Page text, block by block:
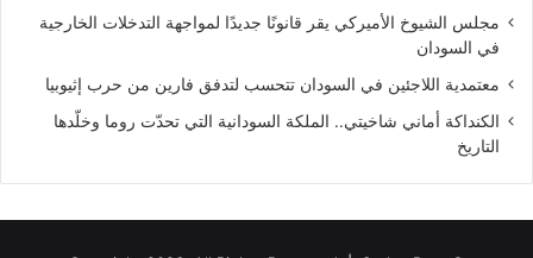
مجلس الشيوخ الأميركي يقر قانونًا جديدًا لمواجهة التدخلات الخارجية
في السودان
معتمدية اللاجئين في السودان تتحسب لتدفق فارين من حرب إثيوبيا
الكنداكة أماني شاخيتي.. الملكة السودانية التي تحدّت روما وخلّدها
التاريخ